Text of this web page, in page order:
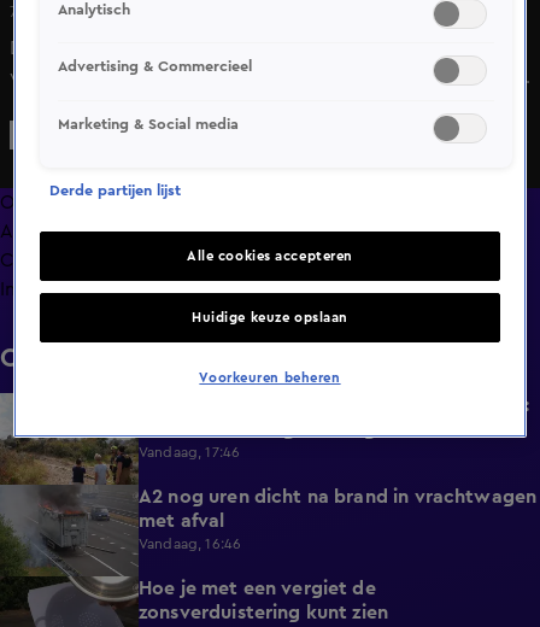
7 juni 2025, 19:47
De politie is sinds 17.00 uur dringend op zoek naar een
vrouw die aan het bevallen is in het bos in Rockanje. Er is
oud, heeft bruin haar en draagt een grijs shirt en een
Overzicht
Afleveringen
Clips
Info
Clips
Duinbrand bij Oosterduinpad blijft groeien:
Vandaag, 17:46
A2 nog uren dicht na brand in vrachtwagen
met afval
Vandaag, 16:46
1:21
Hoe je met een vergiet de
zonsverduistering kunt zien
Analytisch
Advertising & Commercieel
Marketing & Social media
Derde partijen lijst
Alle cookies accepteren
Huidige keuze opslaan
Voorkeuren beheren